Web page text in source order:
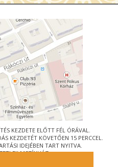
KEZDETE ELŐTT FÉL ÓRÁVAL.
KEZDETÉT KÖVETŐEN 15 PERCCEL.
IDEJÉBEN TART NYITVA.
FILMSZÍNHÁZ